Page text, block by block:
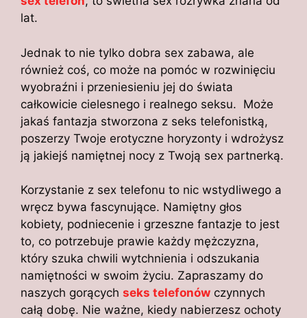
lat.
Jednak to nie tylko dobra sex zabawa, ale
również coś, co może na pomóc w rozwinięciu
wyobraźni i przeniesieniu jej do świata
całkowicie cielesnego i realnego seksu. Może
jakaś fantazja stworzona z seks telefonistką,
poszerzy Twoje erotyczne horyzonty i wdrożysz
ją jakiejś namiętnej nocy z Twoją sex partnerką.
Korzystanie z sex telefonu to nic wstydliwego a
wręcz bywa fascynujące. Namiętny głos
kobiety, podniecenie i grzeszne fantazje to jest
to, co potrzebuje prawie każdy mężczyzna,
który szuka chwili wytchnienia i odszukania
namiętności w swoim życiu. Zapraszamy do
naszych gorących seks telefonów czynnych
całą dobę. Nie ważne, kiedy nabierzesz ochoty